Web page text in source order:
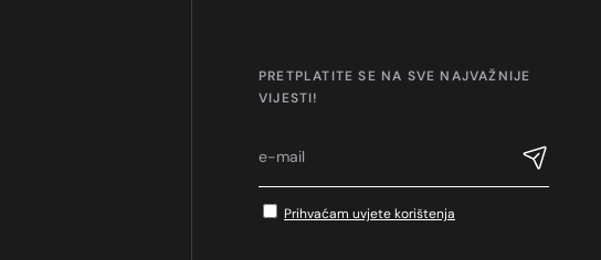
PRETPLATITE SE NA SVE NAJVAŽNIJE
VIJESTI!
Prihvaćam uvjete korištenja